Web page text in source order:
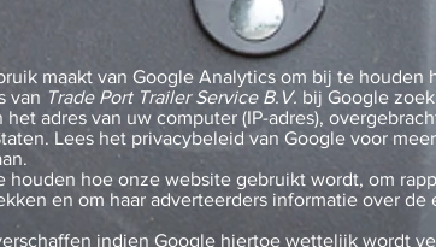
maakt van Google Analytics om bij te houden
van Trade Port Trailer Service B.V. bij Google
adres van uw computer (IP-adres),
Lees het privacybeleid van Google voor
hoe onze website gebruikt wordt, om
en om haar adverteerders informatie over
indien Google hiertoe wettelijk wordt